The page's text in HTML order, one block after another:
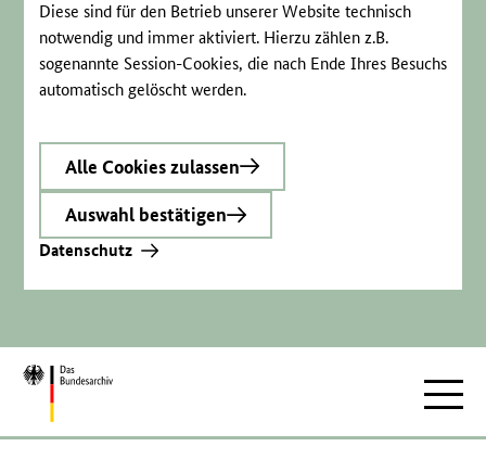
Diese sind für den Betrieb unserer Website technisch
notwendig und immer aktiviert. Hierzu zählen z.B.
sogenannte Session-Cookies, die nach Ende Ihres Besuchs
automatisch gelöscht werden.
Alle Cookies zulassen
Auswahl bestätigen
Datenschutz
Zur